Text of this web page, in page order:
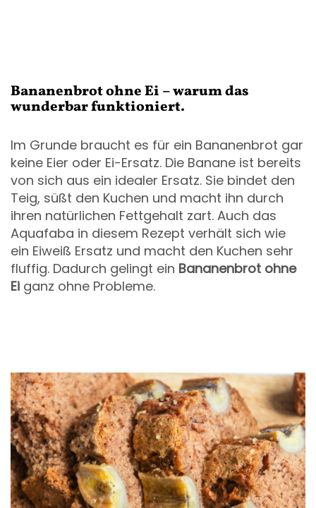
Bananenbrot ohne Ei – warum das
wunderbar funktioniert.
Im Grunde braucht es für ein Bananenbrot gar
keine Eier oder Ei-Ersatz. Die Banane ist bereits
von sich aus ein idealer Ersatz. Sie bindet den
Teig, süßt den Kuchen und macht ihn durch
ihren natürlichen Fettgehalt zart. Auch das
Aquafaba in diesem Rezept verhält sich wie
ein Eiweiß Ersatz und macht den Kuchen sehr
fluffig. Dadurch gelingt ein Bananenbrot ohne
Ei ganz ohne Probleme.